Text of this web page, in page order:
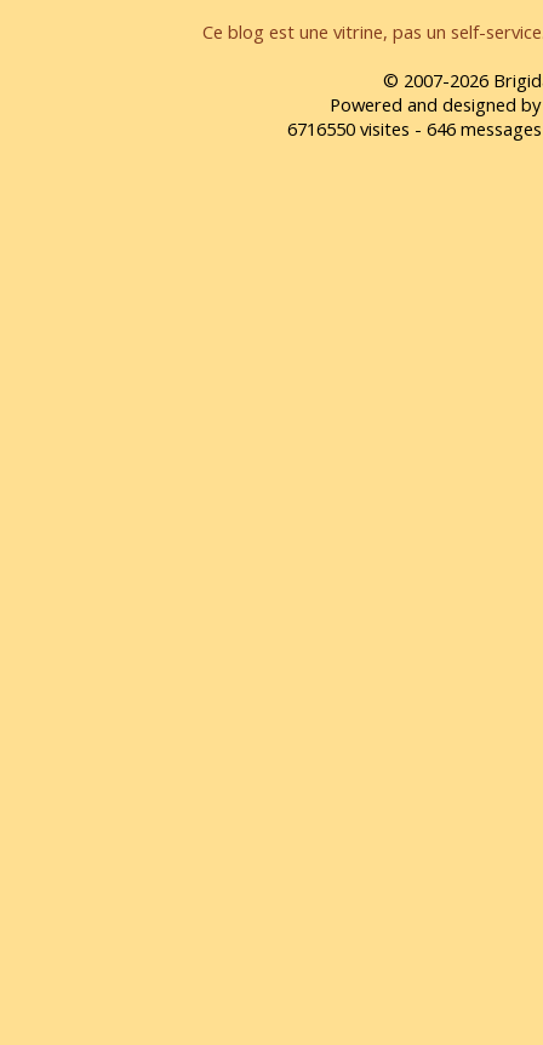
Ce blog est une vitrine, pas un self-
© 2007-2026
Powered and designed
6716550 visites - 646